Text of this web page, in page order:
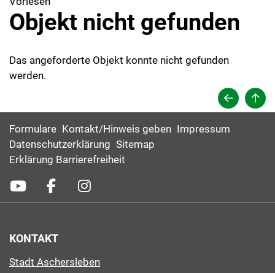
Objekt nicht gefunden
Das angeforderte Objekt konnte nicht gefunden
werden.
Formulare Kontakt/Hinweis geben Impressum
Datenschutzerklärung Sitemap
Erklärung Barrierefreiheit
KONTAKT
Stadt Aschersleben